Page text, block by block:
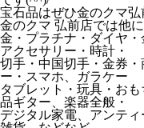
宝石品はぜひ金のクマ
金のクマ 弘前店では他に
金・プラチナ・ダイヤ
アクセサリー・時計・
切手・中国切手・金券
ー・スマホ、ガラケー
タブレット・玩具・お
品ギター、楽器全般・
デジタル家電、アンテ